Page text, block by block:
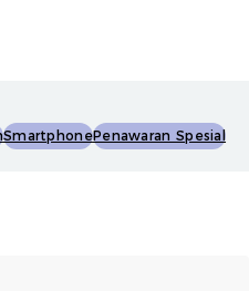
SmartphonePenawaran Spesial